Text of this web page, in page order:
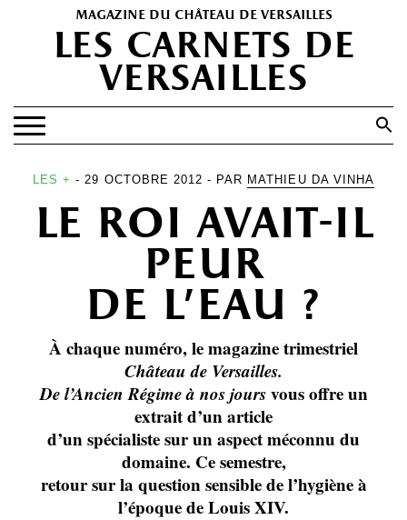
magazine du château de versailles
les carnets de
versailles
Search Button
EXPOSITIONS
PATRIMOINE
SPECTACLES
PORTFOLIOS
HISTOIRE(S)
LES +
ABONNEMENT GRATUIT AU MAGAZINE
LES + - 29 OCTOBRE 2012 - PAR MATHIEU DA VINHA
le roi avait-il
peur
de l’eau ?
À chaque numéro, le magazine trimestriel
Chateau de Versailles.
De l’Ancien Régime à nos joursvous offre un
extrait d’un article
d’un spécialiste sur un aspect méconnu du
domaine. Ce semestre,
retour sur la question sensible de l’hygiène à
l’époque de Louis XIV.